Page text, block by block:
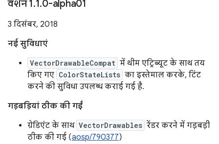
वर्शन 1.1.0-alpha01
3 दिसंबर, 2018
नई सुविधाएं
VectorDrawableCompat में थीम एट्रिब्यूट के साथ तय
किए गए ColorStateLists का इस्तेमाल करके, टिंट
करने की सुविधा उपलब्ध कराई गई है.
गड़बड़ियां ठीक की गईं
ग्रेडिएंट के साथ VectorDrawables रेंडर करने में गड़बड़ी
ठीक की गई (aosp/790377)